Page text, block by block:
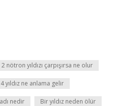
2 nötron yıldızı çarpışırsa ne olur
4 yıldız ne anlama gelir
nedir Bir yıldız neden ölür